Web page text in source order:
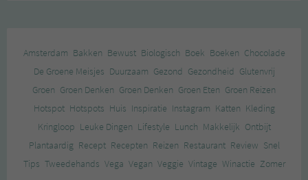
Amsterdam Bakken Bewust Biologisch Boek Boeken Chocolade
De Groene Meisjes Duurzaam Gezond Gezondheid Glutenvrij
Groen Groen Denken Groen Denken Groen Eten Groen Reizen
Hotspot Hotspots Huis Inspiratie Instagram Katten Kleding
Kringloop Leuke Dingen Lifestyle Lunch Makkelijk Ontbijt
Plantaardig Recept Recepten Reizen Restaurant Review Snel
Tips Tweedehands Vega Vegan Veggie Vintage Winactie Zomer